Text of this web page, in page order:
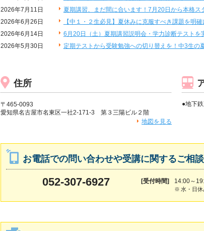
2026年7月11日
夏期講習、まだ間に合います！7月20日から本格ス
2026年6月26日
【中１・２生必見】夏休みに克服すべき課題を明確
2026年6月14日
6月20日（土）夏期講習説明会・学力診断テストを
2026年5月30日
定期テストから受験勉強への切り替えを！中3生の
住所
〒465-0093
愛知県名古屋市名東区一社2-171-3 第３三陽ビル２階
地図を見る
●地下
お電話での問い合わせや受講に関するご相
052-307-6927 [受付時間] 14:00～
※ 水・日休